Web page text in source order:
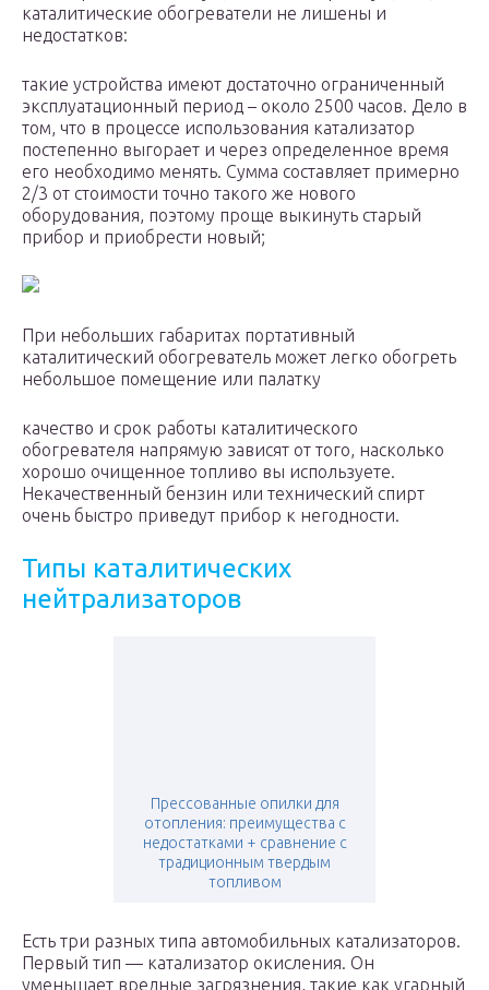
каталитические обогреватели не лишены и
недостатков:
такие устройства имеют достаточно ограниченный
эксплуатационный период – около 2500 часов. Дело в
том, что в процессе использования катализатор
постепенно выгорает и через определенное время
его необходимо менять. Сумма составляет примерно
2/3 от стоимости точно такого же нового
оборудования, поэтому проще выкинуть старый
прибор и приобрести новый;
При небольших габаритах портативный
каталитический обогреватель может легко обогреть
небольшое помещение или палатку
качество и срок работы каталитического
обогревателя напрямую зависят от того, насколько
хорошо очищенное топливо вы используете.
Некачественный бензин или технический спирт
очень быстро приведут прибор к негодности.
Типы каталитических
нейтрализаторов
Прессованные опилки для
отопления: преимущества с
недостатками + сравнение с
традиционным твердым
топливом
Есть три разных типа автомобильных катализаторов.
Первый тип — катализатор окисления. Он
уменьшает вредные загрязнения, такие как угарный